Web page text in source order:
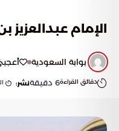
الإمام عبدالعزيز
بوابة السعودية
دقائق القراءة6 دقيقةنشر: